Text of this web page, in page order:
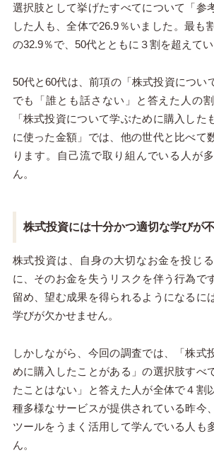
選択肢として挙げたすべてについて「参
した人も、全体で26.9％いました。最も
の32.9％で、50代とともに３割を超えてい
50代と60代は、前項の「株式投資につい
でも「誰とも話さない」と答えた人の
「株式投資について学ぶために購入した
に使った金額」では、他の世代と比べて
ります。自己流で取り組んでいる人が
ん。
株式投資には十分かつ適切な学びが
株式投資は、自身の大切なお金を投じ
に、そのお金を失うリスクを伴う行為で
留め、望む成果を得られるようになるに
学びが欠かせません。
しかしながら、今回の調査では、「株式
めに購入したことがある」の選択肢すべ
たことはない」と答えた人が全体で４割
種多様なサービスが提供されている昨今
ツールをうまく活用して学んでいる人も
ん。